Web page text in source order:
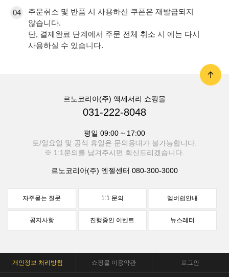
04
주문취소 및 반품 시 사용하신 쿠폰은 재발급되지
않습니다.
단, 결제완료 단계에서 주문 전체 취소 시 에는 다시
사용하실 수 있습니다.
르노코리아(주) 액세서리 쇼핑몰
031-222-8048
평일 09:00 ~ 17:00
토/일요일 및 공식 휴일은 문의응대가 불가능합니다.
※ 1:1문의를 남겨주시면 회신드리겠습니다.
르노코리아(주) 엔젤센터 080-300-3000
자주묻는 질문 1:1 문의 멤버쉽안내
공지사항 진행중인 이벤트 뉴스레터
개인정보 처리방침 쇼핑몰 이용약관 로그인